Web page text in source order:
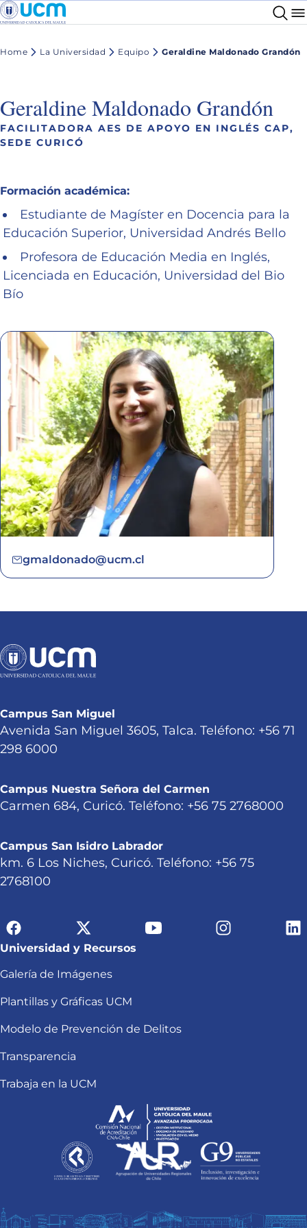
Home La Universidad Equipo Geraldine Maldonado Grandón
Geraldine Maldonado Grandón
FACILITADORA AES DE APOYO EN INGLÉS CAP,
SEDE CURICÓ
Formación académica:
Estudiante de Magíster en Docencia para la
Educación Superior, Universidad Andrés Bello
Profesora de Educación Media en Inglés,
Licenciada en Educación, Universidad del Bio
Bío
gmaldonado@ucm.cl
Campus San Miguel
Avenida San Miguel 3605, Talca. Teléfono: +56 71
298 6000
Campus Nuestra Señora del Carmen
Carmen 684, Curicó. Teléfono: +56 75 2768000
Campus San Isidro Labrador
km. 6 Los Niches, Curicó. Teléfono: +56 75
2768100
Universidad y Recursos
Galería de Imágenes
Plantillas y Gráficas UCM
Modelo de Prevención de Delitos
Transparencia
Trabaja en la UCM